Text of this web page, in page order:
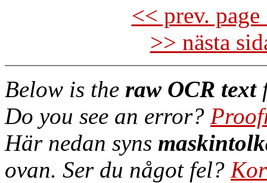
<< prev.
>> nästa
Below is the raw OCR text
Do you see an error?
Här nedan syns
ovan. Ser du något fel?